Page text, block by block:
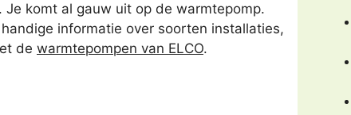
komt al gauw uit op de warmtepomp.
informatie over soorten installaties,
de warmtepompen van ELCO.